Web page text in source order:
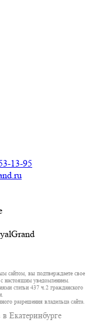
13-95
сайтом, вы подтверждаете свое
настоящим уведомлением.
статьи 437 ч.2 гражданского
разрешения владельца сайта.
Екатеринбурге